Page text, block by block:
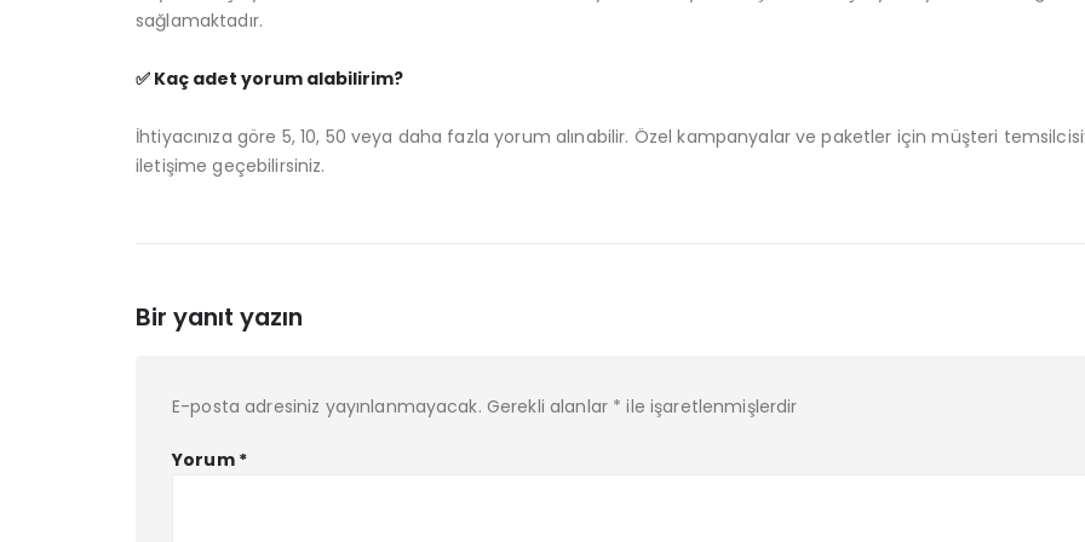
sağlamaktadır.
✅ Kaç adet yorum alabilirim?
İhtiyacınıza göre 5, 10, 50 veya daha fazla yorum alınabilir. Özel kampanyalar ve paketler için müşteri
iletişime geçebilirsiniz.
Bir yanıt yazın
E-posta adresiniz yayınlanmayacak. Gerekli alanlar * ile işaretlenmişlerdir
Yorum *